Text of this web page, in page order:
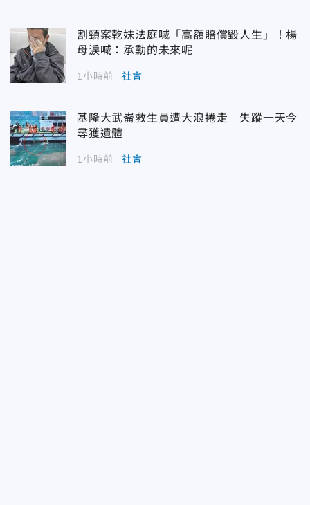
割頸案乾妹法庭喊「高額賠償毀人生」！楊
母淚喊：承勳的未來呢
1小時前 社會
基隆大武崙救生員遭大浪捲走 失蹤一天今
尋獲遺體
1小時前 社會